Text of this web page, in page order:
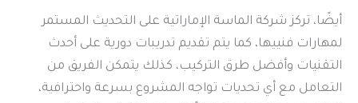
أيضًا، تركز شركة الماسة الإماراتية على التحديث المستمر
لمهارات فنييها، كما يتم تقديم تدريبات دورية على أحدث
التقنيات وأفضل طرق التركيب، كذلك يتمكن الفريق من
التعامل مع أي تحديات تواجه المشروع بسرعة واحترافية،